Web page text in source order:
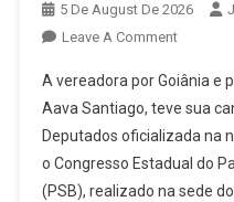
5 De August De 2026
Leave A CommentOn
Goiás
Oficializa
De
Aava
A vereadora por Goiânia e
Aava Santiago, teve sua
Deputados oficializada na
o Congresso Estadual do
(PSB), realizado na sede